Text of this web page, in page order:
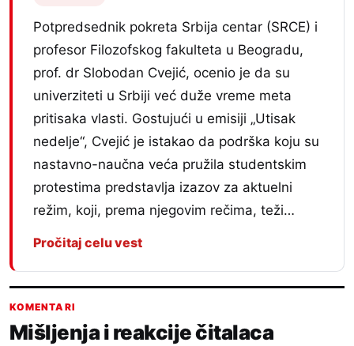
Potpredsednik pokreta Srbija centar (SRCE) i
profesor Filozofskog fakulteta u Beogradu,
prof. dr Slobodan Cvejić, ocenio je da su
univerziteti u Srbiji već duže vreme meta
pritisaka vlasti. Gostujući u emisiji „Utisak
nedelje“, Cvejić je istakao da podrška koju su
nastavno-naučna veća pružila studentskim
protestima predstavlja izazov za aktuelni
režim, koji, prema njegovim rečima, teži…
Pročitaj celu vest
KOMENTARI
Mišljenja i reakcije čitalaca